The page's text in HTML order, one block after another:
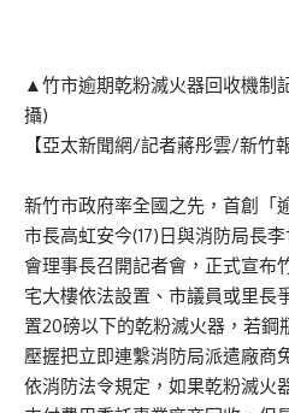
▲竹市逾期乾粉滅火器回收機制
攝)
【亞太新聞網/記者蔣彤雲/新竹報
新竹市政府率全國之先，首創「
市長高虹安今(17)日與消防局長
會理事長召開記者會，正式宣布
宅大樓依法設置、市議員或里長
置20磅以下的乾粉滅火器，若鋼
壓握把立即連繫消防局派遣廠商
依消防法令規定，如果乾粉滅火